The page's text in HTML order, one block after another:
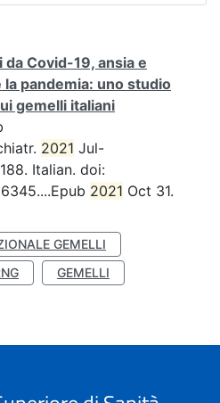
Covid-19, ansia e
pandemia: uno studio
gemelli italiani
2021 Jul-
Italian. doi:
2021 Oct 31.
GEMELLI
GEMELLI